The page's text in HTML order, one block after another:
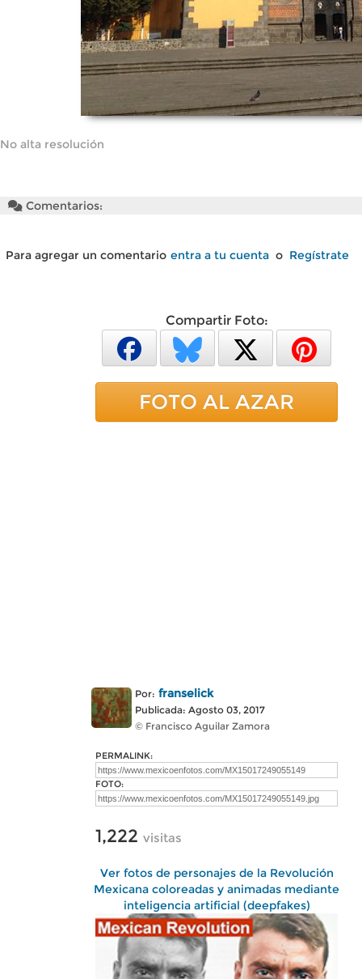
No alta resolución
Comentarios:
Para agregar un comentario entra a tu cuenta o Regístrate
Compartir Foto:
FOTO AL AZAR
Por: franselick
Publicada: Agosto 03, 2017
© Francisco Aguilar Zamora
PERMALINK:
FOTO:
1,222 visitas
Ver fotos de personajes de la Revolución
Mexicana coloreadas y animadas mediante
inteligencia artificial (deepfakes)